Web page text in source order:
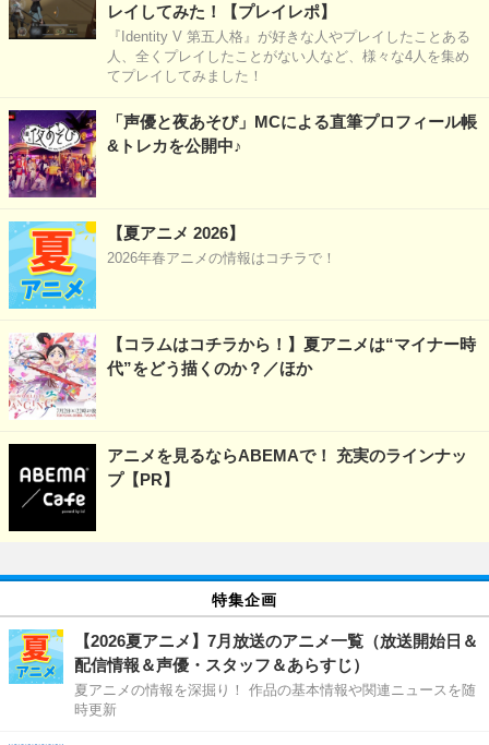
レイしてみた！【プレイレポ】
『Identity V 第五人格』が好きな人やプレイしたことある
人、全くプレイしたことがない人など、様々な4人を集め
てプレイしてみました！
「声優と夜あそび」MCによる直筆プロフィール帳
&トレカを公開中♪
【夏アニメ 2026】
2026年春アニメの情報はコチラで！
【コラムはコチラから！】夏アニメは“マイナー時
代”をどう描くのか？／ほか
アニメを見るならABEMAで！ 充実のラインナッ
プ【PR】
特集企画
【2026夏アニメ】7月放送のアニメ一覧（放送開始日＆
配信情報＆声優・スタッフ＆あらすじ）
夏アニメの情報を深掘り！ 作品の基本情報や関連ニュースを随
時更新